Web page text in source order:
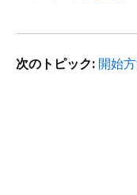
次のトピック: 開始